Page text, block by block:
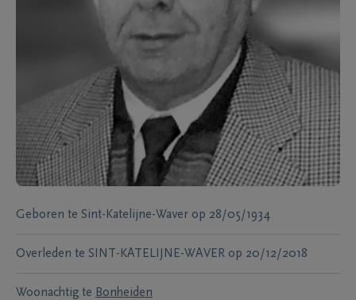
Geboren te Sint-Katelijne-Waver op 28/05/1934
Overleden te SINT-KATELIJNE-WAVER op 20/12/2018
Woonachtig te Bonheiden